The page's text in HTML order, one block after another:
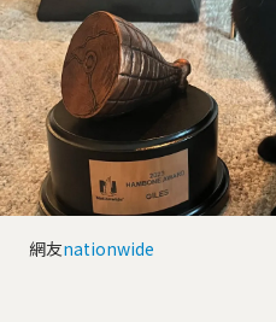
網友nationwide